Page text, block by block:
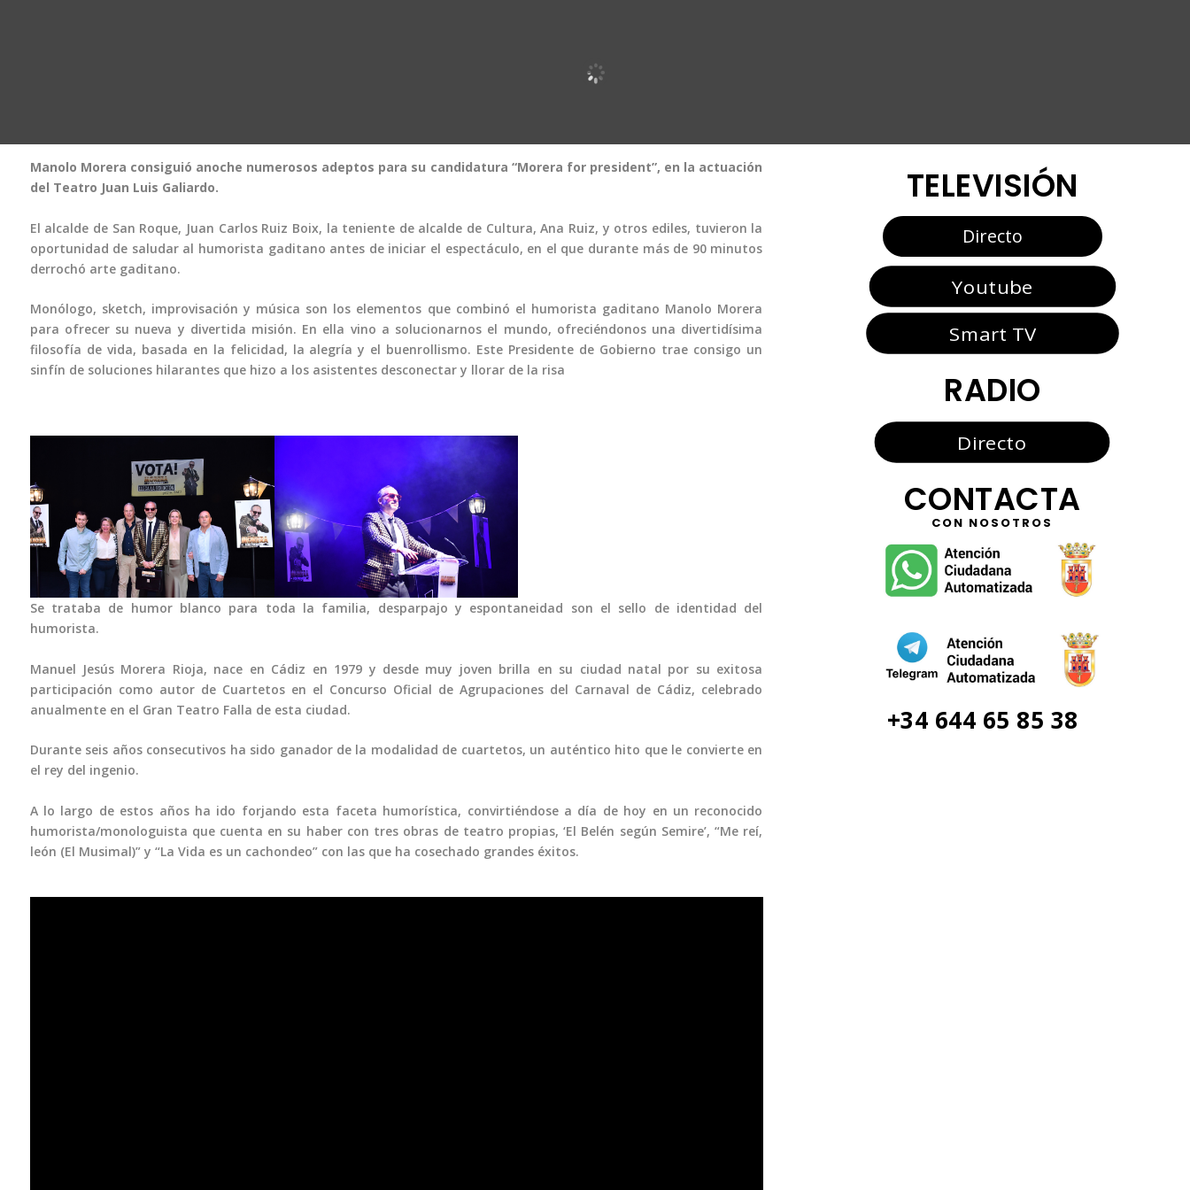
Manolo Morera consiguió anoche numerosos adeptos para su candidatura “Morera for president”, en la actuación
del Teatro Juan Luis Galiardo.
El alcalde de San Roque, Juan Carlos Ruiz Boix, la teniente de alcalde de Cultura, Ana Ruiz, y otros ediles, tuvieron la
oportunidad de saludar al humorista gaditano antes de iniciar el espectáculo, en el que durante más de 90 minutos
derrochó arte gaditano.
Monólogo, sketch, improvisación y música son los elementos que combinó el humorista gaditano Manolo Morera
para ofrecer su nueva y divertida misión. En ella vino a solucionarnos el mundo, ofreciéndonos una divertidísima
filosofía de vida, basada en la felicidad, la alegría y el buenrollismo. Este Presidente de Gobierno trae consigo un
sinfín de soluciones hilarantes que hizo a los asistentes desconectar y llorar de la risa
Se trataba de humor blanco para toda la familia, desparpajo y espontaneidad son el sello de identidad del
humorista.
Manuel Jesús Morera Rioja, nace en Cádiz en 1979 y desde muy joven brilla en su ciudad natal por su exitosa
participación como autor de Cuartetos en el Concurso Oficial de Agrupaciones del Carnaval de Cádiz, celebrado
anualmente en el Gran Teatro Falla de esta ciudad.
Durante seis años consecutivos ha sido ganador de la modalidad de cuartetos, un auténtico hito que le convierte en
el rey del ingenio.
A lo largo de estos años ha ido forjando esta faceta humorística, convirtiéndose a día de hoy en un reconocido
humorista/monologuista que cuenta en su haber con tres obras de teatro propias, ‘El Belén según Semire’, “Me reí,
león (El Musimal)” y “La Vida es un cachondeo” con las que ha cosechado grandes éxitos.
TELEVISIÓN
Directo
Youtube
Smart TV
RADIO
Directo
CONTACTA
CON NOSOTROS
+34 644 65 85 38